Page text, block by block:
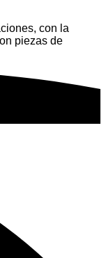
con la
piezas de